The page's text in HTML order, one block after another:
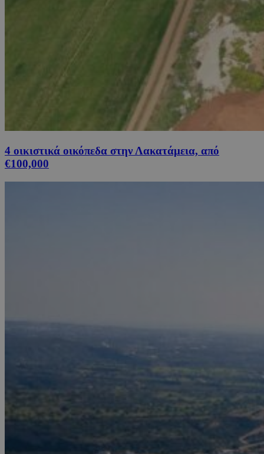
4 οικιστικά οικόπεδα στην Λακατάμεια, από
€100,000